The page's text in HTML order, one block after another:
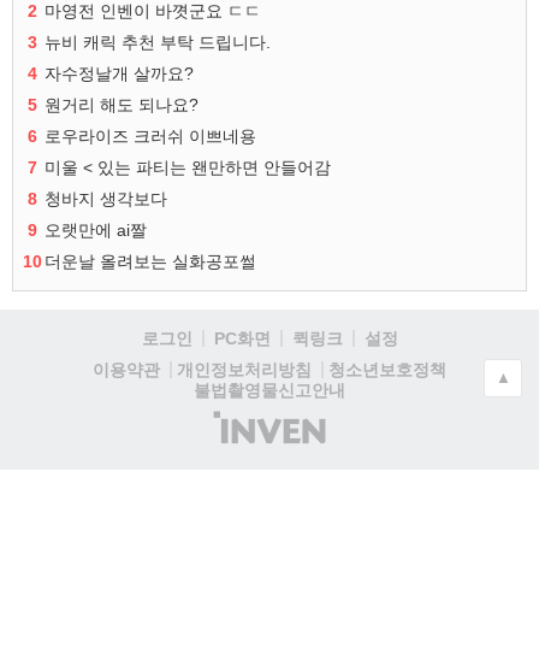
2 마영전 인벤이 바꼇군요 ㄷㄷ
3 뉴비 캐릭 추천 부탁 드립니다.
4 자수정날개 살까요?
5 원거리 해도 되나요?
6 로우라이즈 크러쉬 이쁘네용
7 미울 < 있는 파티는 왠만하면 안들어감
8 청바지 생각보다
9 오랫만에 ai짤
10더운날 올려보는 실화공포썰
로그인 PC화면 퀵링크
설정
이용약관
개인정보처리방침
청소년보호정책
불법촬영물신고안내
(주)
인
▲